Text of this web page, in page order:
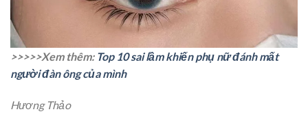
>>>>>Xem thêm: Top 10 sai lầm khiến phụ nữ đánh mất
người đàn ông của mình
Hương Thảo